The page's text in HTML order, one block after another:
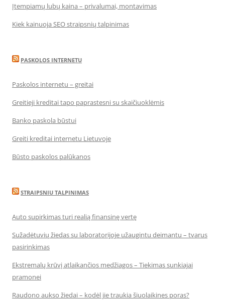
Įtempiamų lubų kaina – privalumai, montavimas
Kiek kainuoja SEO straipsnių talpinimas
PASKOLOS INTERNETU
Paskolos internetu – greitai
Greitieji kreditai tapo paprastesni su skaičiuoklėmis
Banko paskola būstui
Greiti kreditai internetu Lietuvoje
Būsto paskolos palūkanos
STRAIPSNIU TALPINIMAS
Auto supirkimas turi realią finansinę vertę
Sužadėtuvių žiedas su laboratorijoje užaugintu deimantu – tvarus
pasirinkimas
Ekstremalų krūvį atlaikančios medžiagos – Tiekimas sunkiajai
pramonei
Raudono aukso žiedai – kodėl jie traukia šiuolaikines poras?